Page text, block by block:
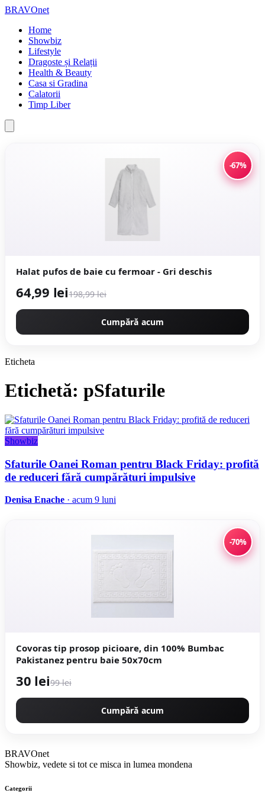
BRAVOnet
Home
Showbiz
Lifestyle
Dragoste și Relații
Health & Beauty
Casa si Gradina
Calatorii
Timp Liber
-67%
Halat pufos de baie cu fermoar - Gri deschis
64,99 lei198,99 lei
Cumpără acum
Eticheta
Etichetă: pSfaturile
Showbiz
Sfaturile Oanei Roman pentru Black Friday: profită
de reduceri fără cumpărături impulsive
Denisa Enache · acum 9 luni
-70%
Covoras tip prosop picioare, din 100% Bumbac
Pakistanez pentru baie 50x70cm
30 lei99 lei
Cumpără acum
BRAVOnet
Showbiz, vedete si tot ce misca in lumea mondena
Categorii